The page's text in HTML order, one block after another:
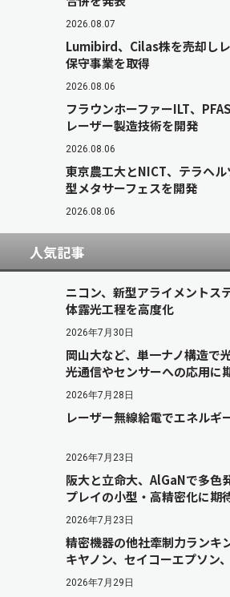
2026.08.07
Lumibird、Cilas株を売却し
保守事業を取得
2026.08.06
フラウンホーファーILT、
レーザー製造技術を開発
2026.08.06
東京農工大とNICT、テラヘ
型メタサーフェスを開発
2026.08.06
人気記事
ニコン、新型アライメント
体露光工程を高度化
2026年7月30日
岡山大など、単一ナノ構造
光通信やセンサーへの応用に
2026年7月28日
レーザー無線給電でエネルギ
2026年7月23日
阪大と立命大、AlGaNで多
プレイの小型・高精密化に期
2026年7月23日
精密機器の他社牽制力ラン
キヤノン、セイコーエプソン
2026年7月29日